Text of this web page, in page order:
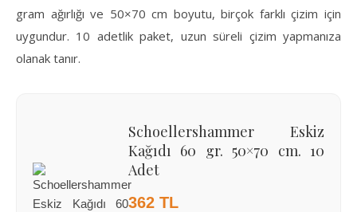
gram ağırlığı ve 50×70 cm boyutu, birçok farklı çizim için
uygundur. 10 adetlik paket, uzun süreli çizim yapmanıza
olanak tanır.
Schoellershammer Eskiz
Kağıdı 60 gr. 50×70 cm. 10
Adet
362 TL